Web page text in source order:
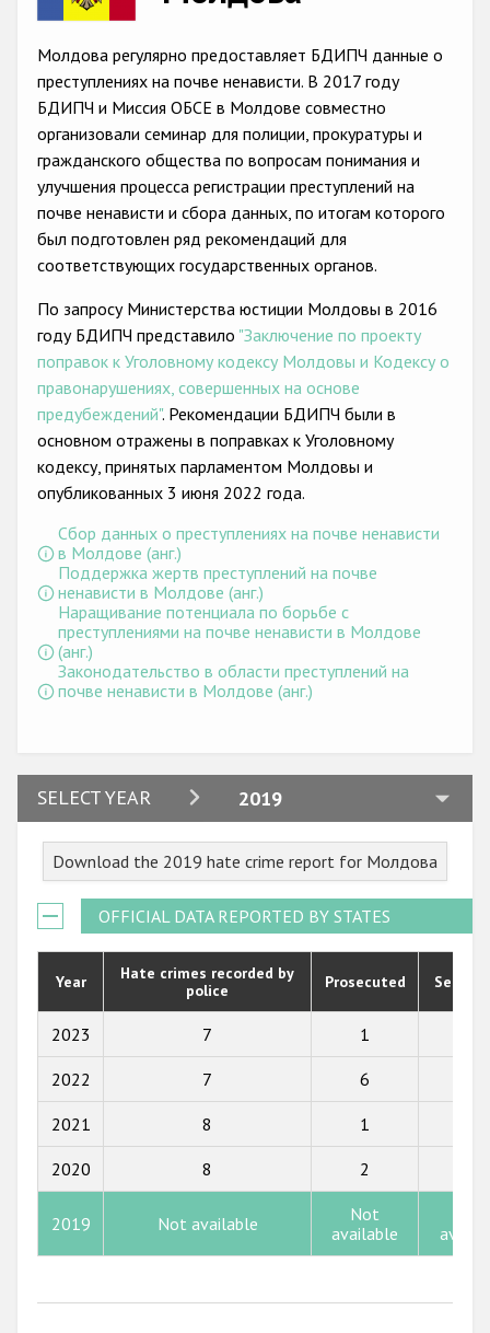
Anti-Roma hate crime
Anti-Semitic hate crime
Anti-Muslim hate crime
Anti-Christian hate crime
Other hate crime based on religion or belief
Gender-based hate crime
Anti-LGBTI hate crime
Disability hate crime
Проекты БДИПЧ
Организации гражданского общества
Государства-участники
Молдова регулярно предоставляет БДИПЧ данные о
преступлениях на почве ненависти. В 2017 году
БДИПЧ и Миссия ОБСЕ в Молдове совместно
организовали семинар для полиции, прокуратуры и
гражданского общества по вопросам понимания и
улучшения процесса регистрации преступлений на
почве ненависти и сбора данных, по итогам которого
был подготовлен ряд рекомендаций для
соответствующих государственных органов.
По запросу Министерства юстиции Молдовы в 2016
году БДИПЧ представило "Заключение по проекту
поправок к Уголовному кодексу Молдовы и Кодексу о
правонарушениях, совершенных на основе
предубеждений". Рекомендации БДИПЧ были в
основном отражены в поправках к Уголовному
кодексу, принятых парламентом Молдовы и
опубликованных 3 июня 2022 года.
Сбор данных о преступлениях на почве ненависти
в Молдове (анг.)
Поддержка жертв преступлений на почве
ненависти в Молдове (анг.)
Наращивание потенциала по борьбе с
преступлениями на почве ненависти в Молдове
(анг.)
Законодательство в области преступлений на
почве ненависти в Молдове (анг.)
SELECT YEAR 2019
2024
2022
2021
2020
2015
2014
2013
2011
Download the 2019 hate crime report for Молдова
OFFICIAL DATA REPORTED BY STATES
Year
Hate crimes recorded by
police
Prosecuted
2023 7 1
2022 7 6
2021 8 1
2020 8 2
2019 Not available
Not
available